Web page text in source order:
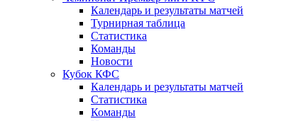
Календарь и результаты матчей
Турнирная таблица
Статистика
Команды
Новости
Кубок КФС
Календарь и результаты матчей
Статистика
Команды